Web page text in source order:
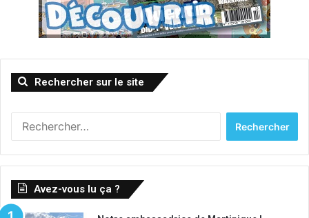
Rechercher sur le site
Avez-vous lu ça ?